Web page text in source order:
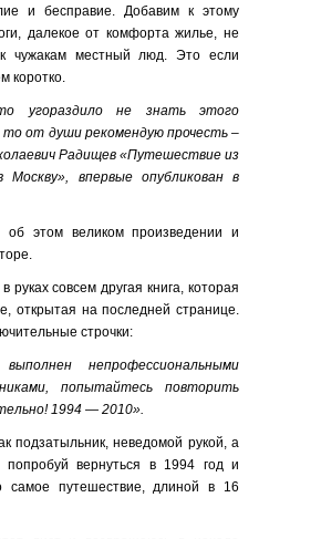
и бесправие. Добавим к этому
далекое от комфорта жилье, не
чужакам местный люд. Это если
коротко.
угораздило не знать этого
то от души рекомендую прочесть –
Радищев «Путешествие из
Москву», впервые опубликован в
об этом великом произведении и
руках совсем другая книга, которая
открытая на последней странице.
строчки:
непрофессиональными
попытайтесь повторить
1994 — 2010».
подзатыльник, неведомой рукой, а
попробуй вернуться в 1994 год и
самое путешествие, длиной в 16